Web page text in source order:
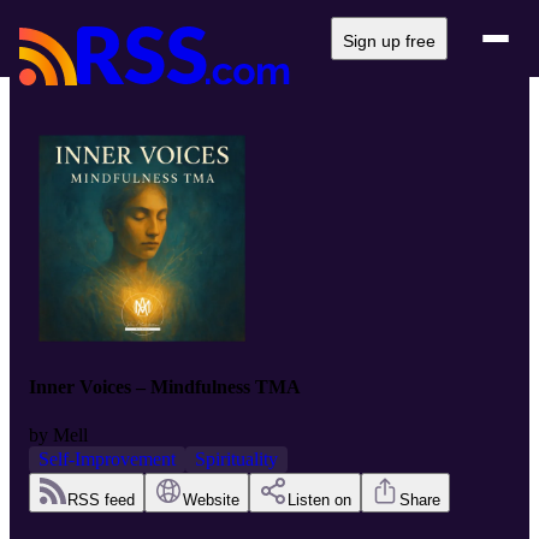
Sign up free
Inner Voices – Mindfulness TMA
by Mell
Self-Improvement
Spirituality
RSS feed Website Listen on Share